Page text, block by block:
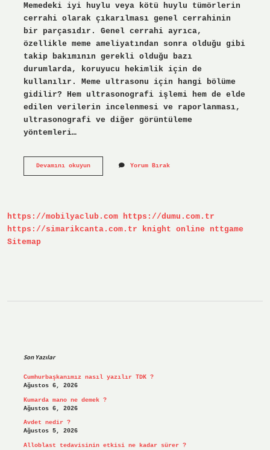
Memedeki iyi huylu veya kötü huylu tümörlerin
cerrahi olarak çıkarılması genel cerrahinin
bir parçasıdır. Genel cerrahi ayrıca,
özellikle meme ameliyatından sonra olduğu gibi
takip bakımının gerekli olduğu bazı
durumlarda, koruyucu hekimlik için de
kullanılır. Meme ultrasonu için hangi bölüme
gidilir? Hem ultrasonografi işlemi hem de elde
edilen verilerin incelenmesi ve raporlanması,
ultrasonografi ve diğer görüntüleme
yöntemleri…
Devamını okuyunMeme
Yorum Bırak
https://mobilyaclub.com https://dumu.com.tr
https://simarikcanta.com.tr
knight online
nttgame
Sitemap
Son Yazılar
Cumhurbaşkanımız nasıl yazılır TDK ?
Ağustos 6, 2026
Kumarda mano ne demek ?
Ağustos 6, 2026
Avdet nedir ?
Ağustos 5, 2026
Alloblast tedavisinin etkisi ne kadar sürer ?